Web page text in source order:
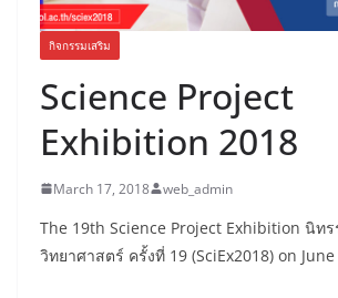
กิจกรรมเสริม
Science Project
Exhibition 2018
March 17, 2018 web_admin
The 19th Science Project Exhibition นิท
วิทยาศาสตร์ ครั้งที่ 19 (SciEx2018) on